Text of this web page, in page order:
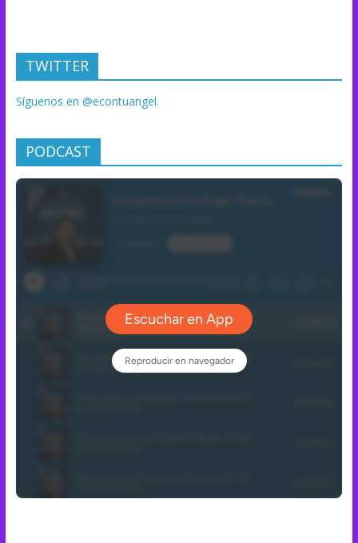
TWITTER
Síguenos en @econtuangel.
PODCAST